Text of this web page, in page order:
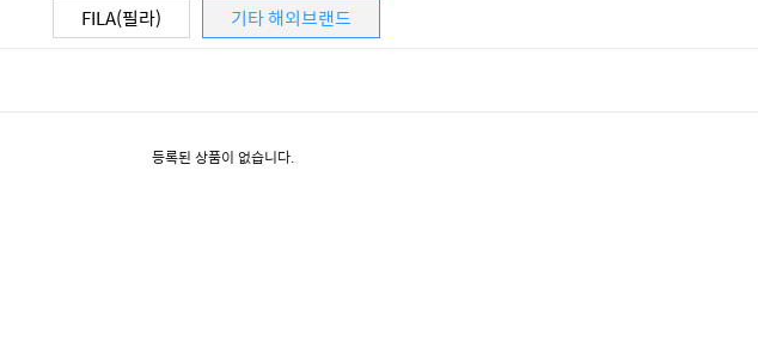
FILA(필라) 기타 해외브랜드
등록된 상품이 없습니다.